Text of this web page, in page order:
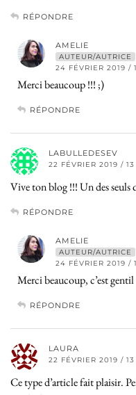
RÉPONDRE
AMELIE
AUTEUR/AUTRICE
24 FÉVRIER 2019 /
Merci beaucoup !!! ;)
RÉPONDRE
LABULLEDESEV
22 FÉVRIER 2019 /
Vive ton blog !!! Un des
RÉPONDRE
AMELIE
AUTEUR/AUTRICE
24 FÉVRIER 2019 /
Merci beaucoup, c’est
RÉPONDRE
LAURA
22 FÉVRIER 2019 /
Ce type d’article fait plaisir.